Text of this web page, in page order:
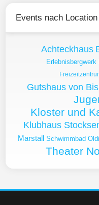
Events nach Location
Achteckhaus
Erlebnisbergwerk
Gutshaus von
Kloster und
Klubhaus
Marstall Schwimmbad
Theater